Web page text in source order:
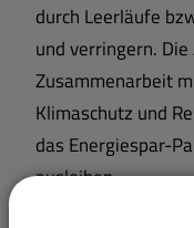
durch Leerläufe
und verringern.
Zusammenarbeit
Klimaschutz und
das Energiespar-
ausleihen.